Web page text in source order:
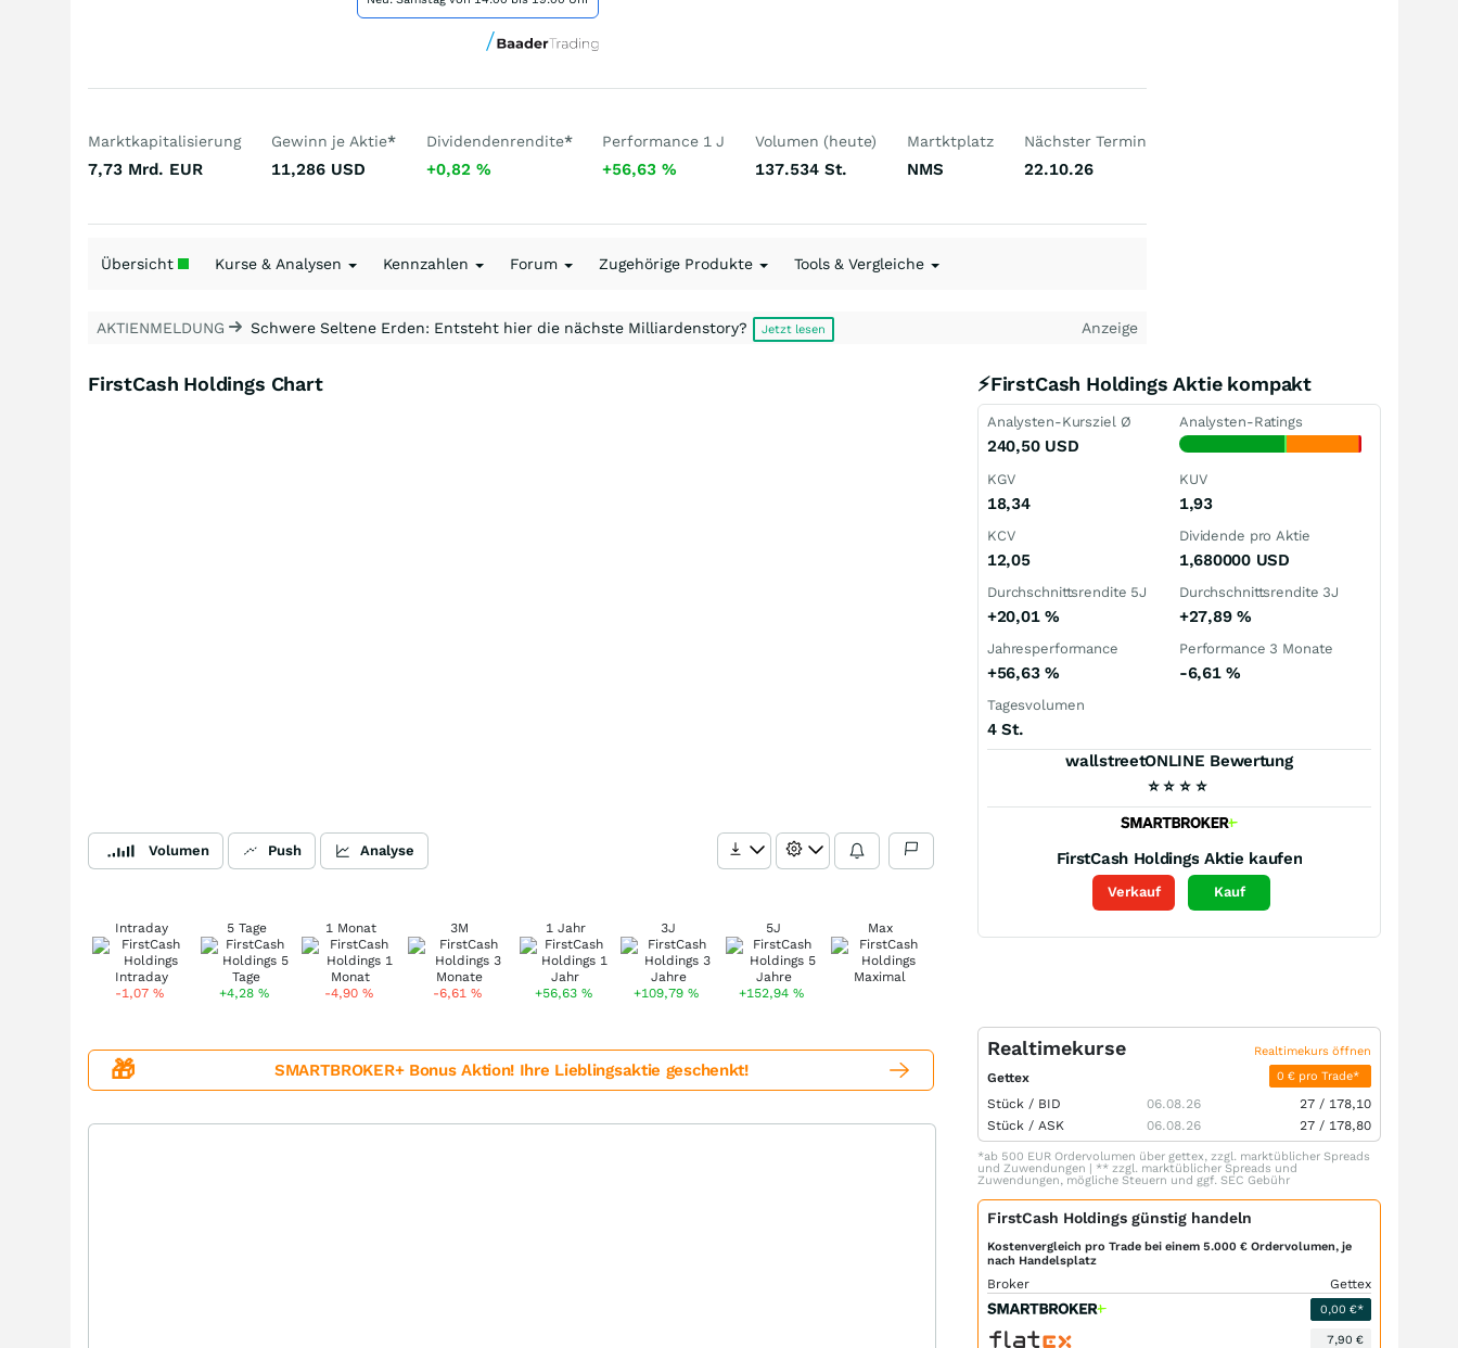
Marktkapitalisierung
7,73 Mrd. EUR
Gewinn je Aktie*
11,286 USD
Dividendenrendite*
+0,82 %
Performance 1 J
+56,63%
Volumen (heute)
137.534 St.
Martktplatz
NMS
Nächster Termin
22.10.26
Übersicht Kurse & Analysen Kennzahlen Forum Zugehörige Produkte Tools & Vergleiche
AKTIENMELDUNG Schwere Seltene Erden: Entsteht hier die nächste Milliardenstory? Jetzt lesen Anzeige
FirstCash Holdings Chart
Volumen Push Analyse
Intraday
-1,07%
5 Tage
+4,28%
1 Monat
-4,90 %
3M
-6,61%
1 Jahr
+56,63 %
3J
+109,79%
5J
+152,94%
Max
⚡FirstCash Holdings Aktie kompakt
Analysten-Kursziel Ø
240,50 USD
Analysten-Ratings
KGV
18,34
KUV
1,93
KCV
12,05
Dividende pro Aktie
1,680000 USD
Durchschnittsrendite 5J
+20,01 %
Durchschnittsrendite 3J
+27,89 %
Jahresperformance
+56,63 %
Performance 3 Monate
-6,61%
Tagesvolumen
4 St.
wallstreetONLINE Bewertung
⭐ ⭐ ⭐ ⭐
FirstCash Holdings Aktie kaufen
Verkauf Kauf
🎁 SMARTBROKER+ Bonus Aktion! Ihre Lieblingsaktie geschenkt!
Realtimekurse Realtimekurs öffnen
Gettex 0 € pro Trade*
Stück / BID 06.08.26 27 / 178,10
Stück / ASK 06.08.26 27 / 178,80
*ab 500 EUR Ordervolumen über gettex, zzgl. marktüblicher Spreads
und Zuwendungen | ** zzgl. marktüblicher Spreads und
Zuwendungen, mögliche Steuern und ggf. SEC Gebühr
FirstCash Holdings günstig handeln
Kostenvergleich pro Trade bei einem 5.000 € Ordervolumen, je
nach Handelsplatz
Broker Gettex
0,00 €*
7,90 €